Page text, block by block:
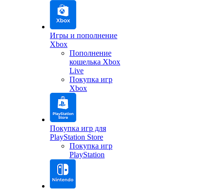
Игры и пополнение
Xbox
Пополнение
кошелька Xbox
Live
Покупка игр
Xbox
Покупка игр для
PlayStation Store
Покупка игр
PlayStation